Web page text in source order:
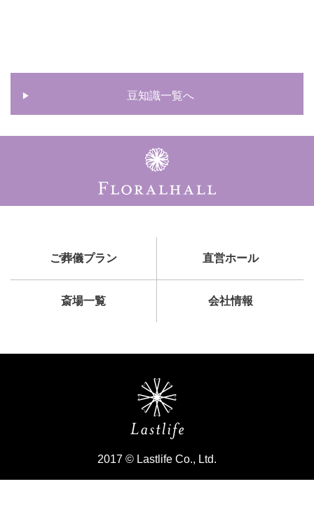
豆知識一覧へ
ご葬儀プラン 直営ホール
斎場一覧 会社情報
2017 © Lastlife Co., Ltd.